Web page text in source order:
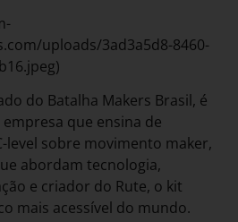
uploads/3ad3a5d8-8460-
do Batalha Makers Brasil, é
que ensina de
level sobre movimento maker,
abordam tecnologia,
e criador do Rute, o kit
mais acessível do mundo.